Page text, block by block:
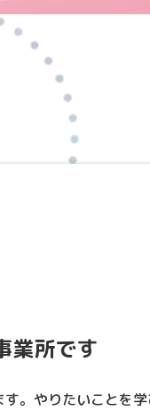
業所です
。やりたいことを